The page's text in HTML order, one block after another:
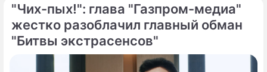
"Чих-пых!": глава "Газпром-медиа"
жестко разоблачил главный обман
"Битвы экстрасенсов"